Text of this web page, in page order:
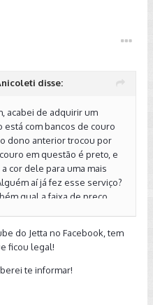
disse:
acabei de adquirir um
está com bancos de couro
dono anterior trocou por
em questão é preto, e
cor dele para uma mais
aí já fez esse serviço?
qual a faixa de preço.
do Jetta no Facebook, tem
ficou legal!
te informar!